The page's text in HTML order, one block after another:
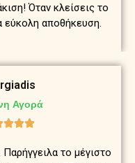
Όταν κλείσεις το
εύκολη αποθήκευση.
Αγορά

Παρήγγειλα το μέγιστο